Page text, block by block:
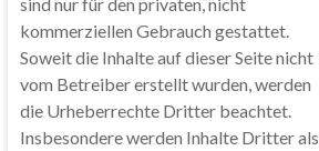
kommerziellen Gebrauch gestattet.
Soweit die Inhalte auf dieser Seite nicht
vom Betreiber erstellt wurden, werden
die Urheberrechte Dritter beachtet.
Insbesondere werden Inhalte Dritter als